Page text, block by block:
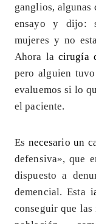
ganglios,
ensayo y dijo:
mujeres y no
Ahora la cirugía
pero alguien
evaluemos si lo
el paciente.
Es necesario un
defensiva», que
dispuesto a
demencial. Esta
conseguir que